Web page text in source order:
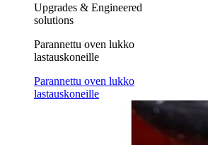
Upgrades & Engineered
solutions
Parannettu oven lukko
lastauskoneille
Parannettu oven lukko
lastauskoneille